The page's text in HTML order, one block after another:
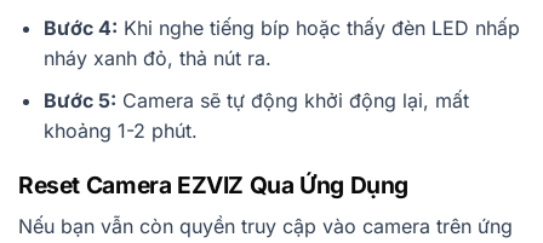
Bước 4: Khi nghe tiếng bíp hoặc thấy đèn LED nhấp
nháy xanh đỏ, thả nút ra.
Bước 5: Camera sẽ tự động khởi động lại, mất
khoảng 1-2 phút.
Reset Camera EZVIZ Qua Ứng Dụng
Nếu bạn vẫn còn quyền truy cập vào camera trên ứng